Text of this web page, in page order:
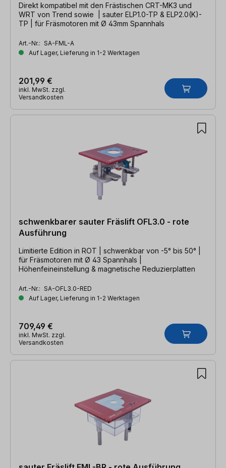
Direkt kompatibel mit den Frästischen CRT-MK3 und
WRT von Trend sowie | sauter ELP1.0-TP & ELP2.0(K)-
TP | für Fräsmotoren mit Ø 43mm Spannhals
Art.-Nr.: SA-FML-A
Auf Lager, Lieferung in 1-2 Werktagen
201,99 €
inkl. MwSt. zzgl.
Versandkosten
schwenkbarer sauter Fräslift OFL3.0 - rote
Ausführung
Limitierte Edition in ROT | schwenkbar von -5° bis 50° |
für Fräsmotoren mit Ø 43 Spannhals |
Höhenfeineinstellung & magnetische Reduzierplatten
Art.-Nr.: SA-OFL3.0-RED
Auf Lager, Lieferung in 1-2 Werktagen
709,49 €
inkl. MwSt. zzgl.
Versandkosten